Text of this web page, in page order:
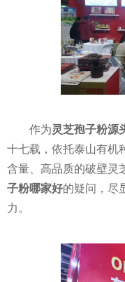
作为灵芝孢子粉源
十七载，依托泰山有机
含量、高品质的破壁灵
子粉哪家好的疑问，尽
力。